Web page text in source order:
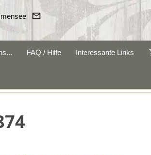
FAQ / Hilfe Interessante Links